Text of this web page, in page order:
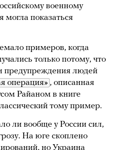
военному
могла показаться
примеров, когда
только потому, что
предупреждения людей
операция» , описанная
Райаном в книге
тому пример.
ли вообще у России сил,
На юге скоплено
но Украина